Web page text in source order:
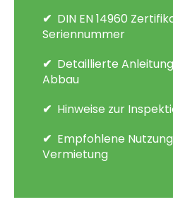
DIN EN 14960
Seriennummer
Detaillierte
Abbau
Hinweise zur
Empfohlene
Vermietung